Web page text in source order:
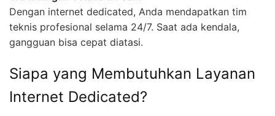
Dengan internet dedicated, Anda mendapatkan tim
teknis profesional selama 24/7. Saat ada kendala,
gangguan bisa cepat diatasi.
Siapa yang Membutuhkan Layanan
Internet Dedicated?